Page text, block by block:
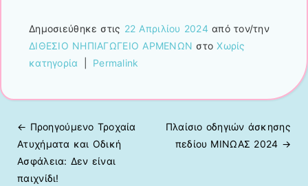
Δημοσιεύθηκε στις 22 Απριλίου 2024από τον/την
ΔΙΘΕΣΙΟ ΝΗΠΙΑΓΩΓΕΙΟ ΑΡΜΕΝΩΝ στοΧωρίς
κατηγορία
Permalink
Πλοήγηση άρθρων
← Προηγούμενo Τροχαία
Ατυχήματα και Οδική
Ασφάλεια: Δεν είναι
παιχνίδι!
Πλαίσιο οδηγιών άσκησης
πεδίου ΜΙΝΩΑΣ 2024 →